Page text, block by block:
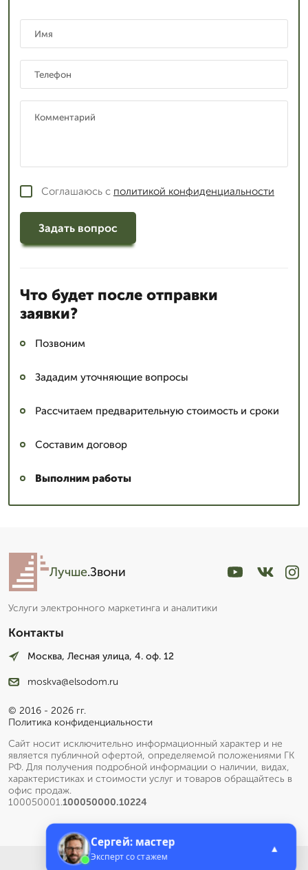
Соглашаюсь с политикой конфиденциальности
Задать вопрос
Что будет после отправки
заявки?
Позвоним
Зададим уточняющие вопросы
Рассчитаем предварительную стоимость и сроки
Составим договор
Выполним работы
Лучше.Звони
Услуги электронного маркетинга и аналитики
Контакты
Москва, Лесная улица, 4. оф. 12
moskva@elsodom.ru
© 2016 - 2026 гг.
Политика конфиденциальности
Сайт носит исключительно информационный характер и не
является публичной офертой, определяемой положениями ГК
РФ. Для получения подробной информации о наличии, видах,
характеристиках и стоимости услуг и товаров обращайтесь в
офис продаж.
100050001.100050000.10224
Меню
Сергей: мастер
Эксперт со стажем
▲